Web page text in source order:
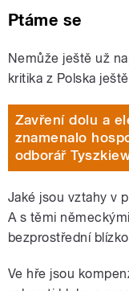
Ptáme se
Nemůže ještě už
kritika z Polska
Zavření dolu a
znamenalo
odborář
Jaké jsou vztahy v
A s těmi
bezprostřední
Ve hře jsou